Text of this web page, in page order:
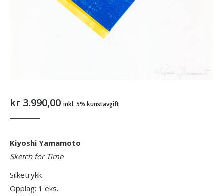
kr 3.990,00 inkl. 5% kunstavgift
Kiyoshi Yamamoto
Sketch for Time
Silketrykk
Opplag: 1 eks.